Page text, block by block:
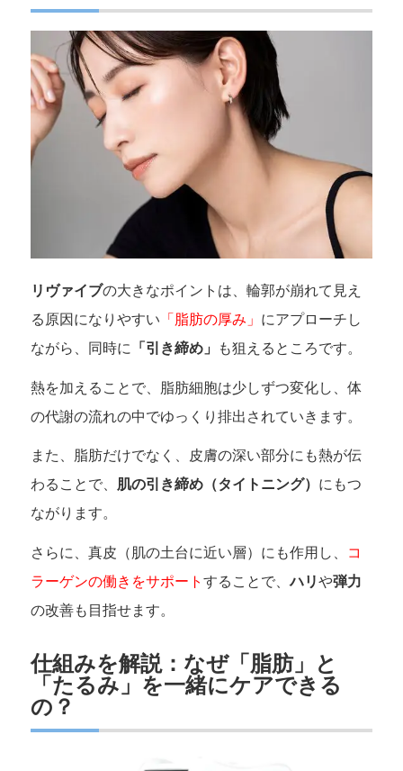
リヴァイブの大きなポイントは、輪郭が崩れて見え
る原因になりやすい 「脂肪の厚み」 にアプローチし
ながら、同時に
「引き締め」 も狙えるところです。
熱を加えることで、脂肪細胞は少しずつ変化し、体
の代謝の流れの中でゆっくり排出されていきます。
また、脂肪だけでなく、皮膚の深い部分にも熱が伝
わることで、 肌の引き締め（タイトニング） にもつ
ながります。
さらに、真皮（肌の土台に近い層）にも作用し、
コ
ラーゲンの働きをサポート することで、ハリや弾力
の改善も目指せます。
仕組みを解説：なぜ「脂肪」と
「たるみ」を一緒にケアできる
の？